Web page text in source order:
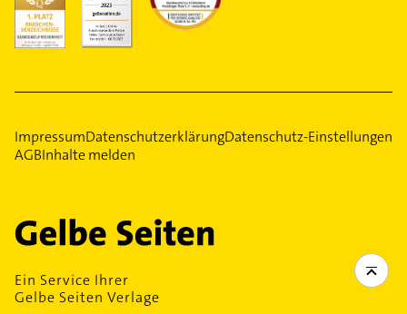
ImpressumDatenschutzerklärungDatenschutz-Einstellungen
AGBInhalte melden
Ein Service Ihrer
Gelbe Seiten Verlage